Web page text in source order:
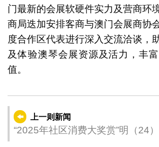
门最新的会展软硬件实力及营商环
商局迭加安排客商与澳门会展商协
度合作区代表进行深入交流洽谈，
及体验澳琴会展资源及活力，丰
值。
上一则新闻
“2025年社区消费大奖赏”明（24